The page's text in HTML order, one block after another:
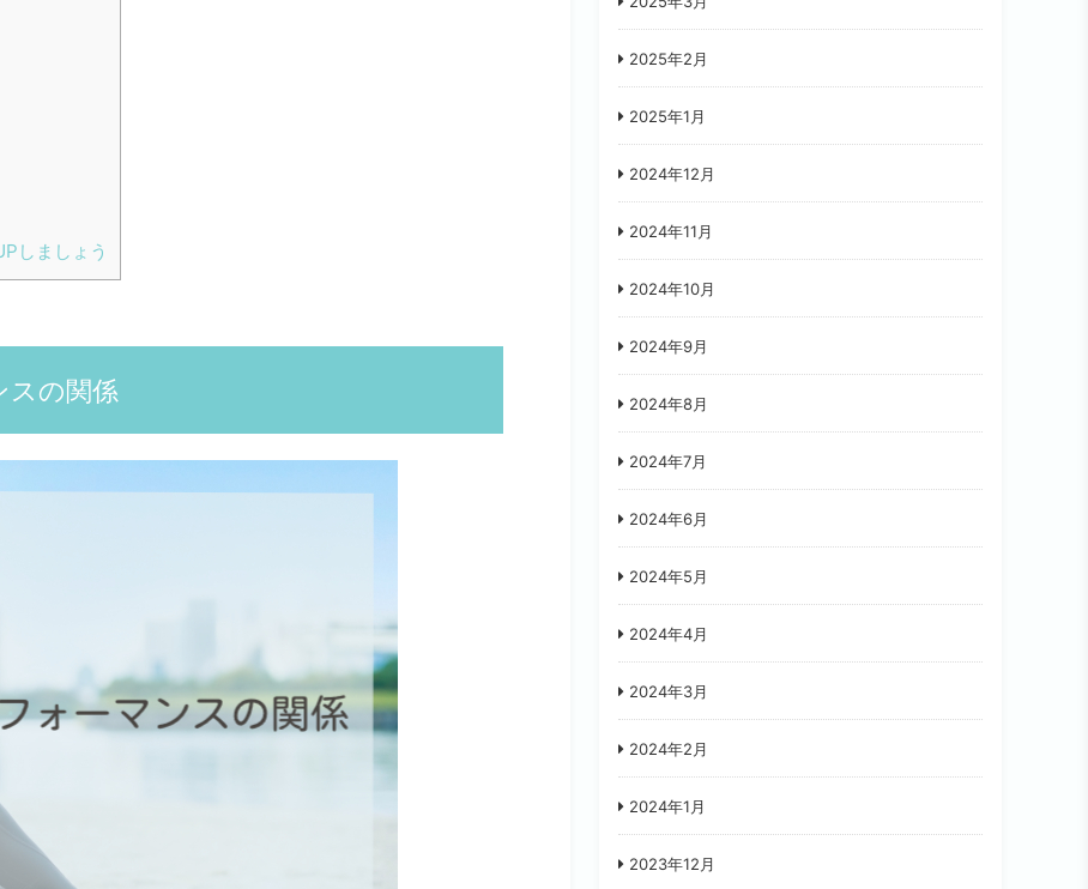
しましょう
スの関係
2025年2月
2025年1月
2024年12月
2024年11月
2024年10月
2024年9月
2024年8月
2024年7月
2024年6月
2024年5月
2024年4月
2024年3月
2024年2月
2024年1月
2023年12月